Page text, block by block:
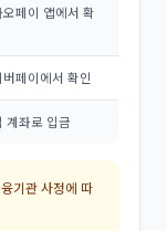
오페이 앱에서 확
버페이에서 확인
계좌로 입금
기관 사정에 따